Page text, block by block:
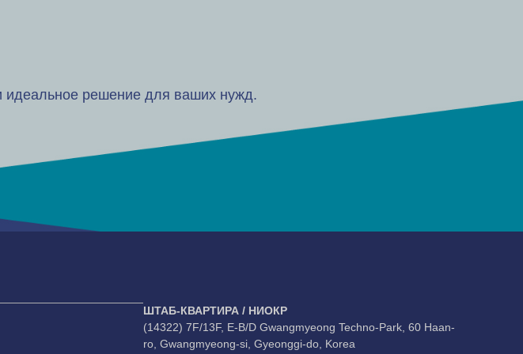
идеальное решение для ваших нужд.
ШТАБ-КВАРТИРА / НИОКР
(14322) 7F/13F, E-B/D Gwangmyeong Techno-Park, 60 Haan-
ro, Gwangmyeong-si, Gyeonggi-do, Korea